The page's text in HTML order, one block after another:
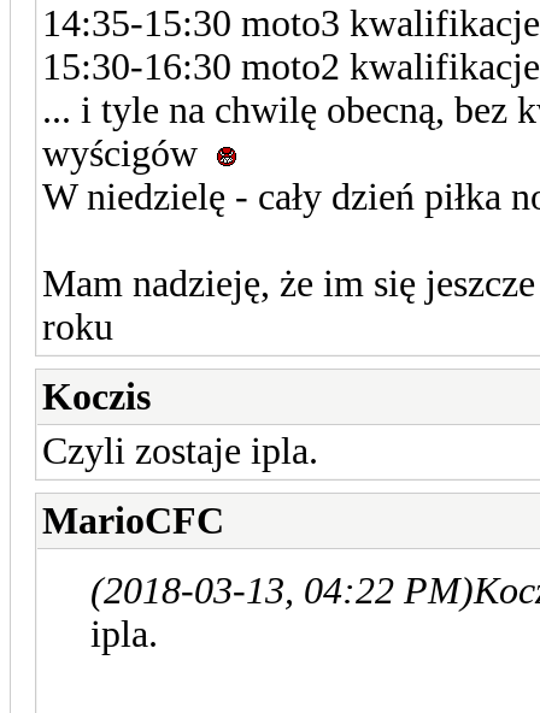
14:35-15:30 moto3 kwalifikacje
15:30-16:30 moto2 kwalifikacje
... i tyle na chwilę obecną, bez
wyścigów
W niedzielę - cały dzień piłka
Mam nadzieję, że im się
roku
Koczis
Czyli zostaje ipla.
MarioCFC
(2018-03-13, 04:22 PM)
ipla.